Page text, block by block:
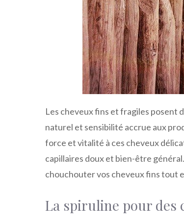
Les cheveux fins et fragiles posent
naturel et sensibilité accrue aux
force et vitalité à ces cheveux
capillaires doux et bien-être
chouchouter vos cheveux fins tout
La spiruline pour des